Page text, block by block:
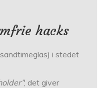
hacks
i stedet
; det giver